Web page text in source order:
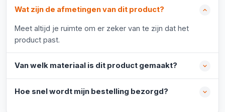
Wat zijn de afmetingen van dit product?
Meet altijd je ruimte om er zeker van te zijn dat het
product past.
Van welk materiaal is dit product gemaakt?
Hoe snel wordt mijn bestelling bezorgd?